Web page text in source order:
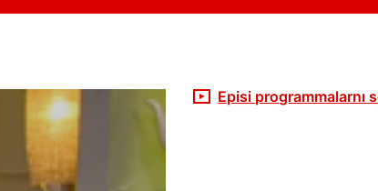
Episi programmalarnı